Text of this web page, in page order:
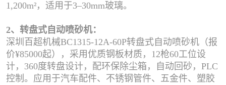
1,200m²，适用于3–30mm玻璃。
2、转盘式自动喷砂机：
深圳百超机械BC1315-12A-60P转盘式自动喷砂机（报
价¥85000起），采用优质钢板材质，12枪60工位设
计，360度转盘设计，配环保除尘箱，自动回砂，PLC
控制。应用于汽车配件、不锈钢管件、五金件、塑胶